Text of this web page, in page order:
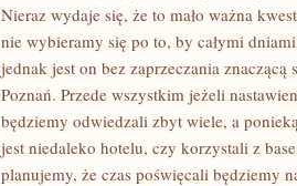
Nieraz wydaje się, że to mało ważna
nie wybieramy się po to, by całymi
jednak jest on bez zaprzeczania znaczącą
Poznań. Przede wszystkim jeżeli
będziemy odwiedzali zbyt wiele, a
jest niedaleko hotelu, czy korzystali z
planujemy, że czas poświęcali będziemy